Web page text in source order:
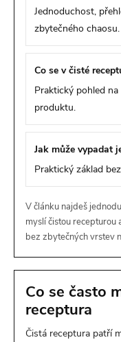
Jednoduchost,
zbytečného chaosu.
Co se v čisté
Praktický pohled
produktu.
Jak může vypadat
Praktický základ
V článku najdeš
myslí čistou recepturou
bez zbytečných vrstev
Co se často
receptura
Čistá receptura patří